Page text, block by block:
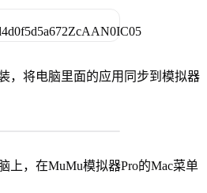
，将电脑里面的应用同步到模拟器
上，在MuMu模拟器Pro的Mac菜单